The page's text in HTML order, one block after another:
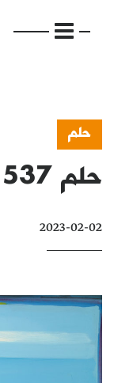
الرئيسية
إفتتاحية
دفاتر
بالصورة
حلم
حلم 537
2023-02-02